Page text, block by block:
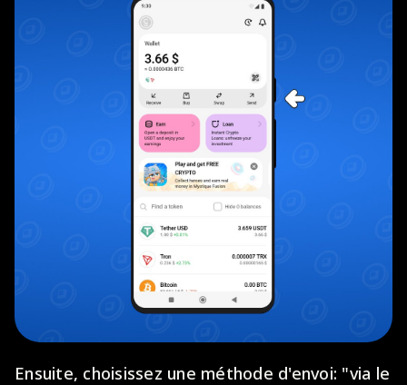
Ensuite, choisissez une méthode d'envoi: "via le